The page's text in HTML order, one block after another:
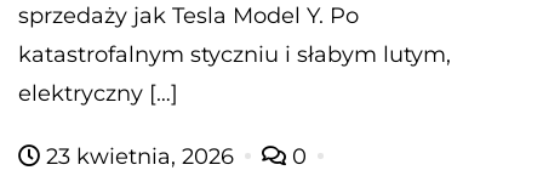
sprzedaży jak Tesla Model Y. Po
katastrofalnym styczniu i słabym lutym,
elektryczny […]
23 kwietnia, 2026 0